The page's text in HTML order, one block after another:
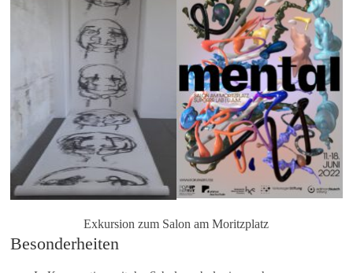
Exkursion zum Salon am Moritzplatz
Besonderheiten